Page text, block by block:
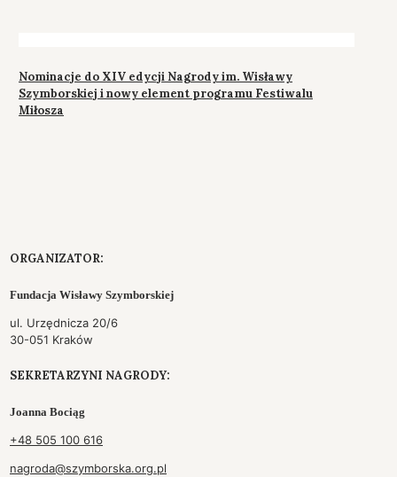
Nominacje do XIV edycji Nagrody im. Wisławy
Szymborskiej i nowy element programu Festiwalu
Miłosza
ORGANIZATOR:
Fundacja Wisławy Szymborskiej
ul. Urzędnicza 20/6
30-051 Kraków
SEKRETARZYNI NAGRODY:
Joanna Bociąg
+48 505 100 616
nagroda@szymborska.org.pl